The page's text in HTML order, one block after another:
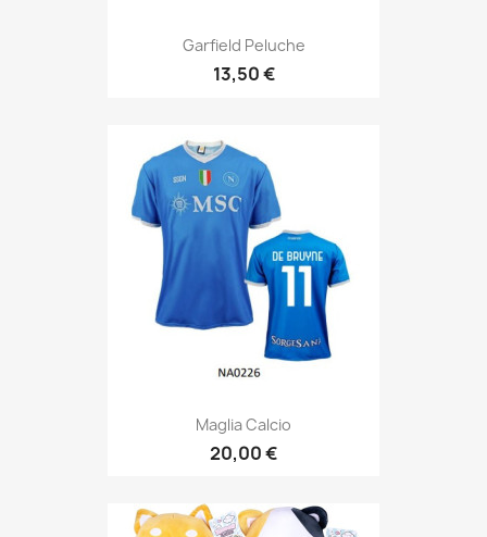
Garfield Peluche
13,50 €
Maglia Calcio
20,00 €